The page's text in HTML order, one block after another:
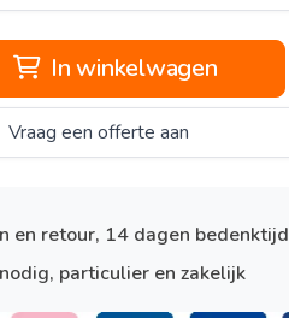
In winkelwagen
Vraag een offerte aan
en retour, 14 dagen bedenktijd
particulier en zakelijk